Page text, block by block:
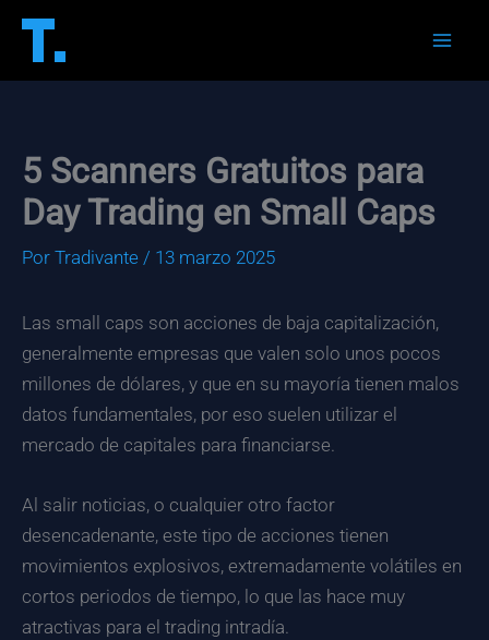
contenido
5 Scanners Gratuitos para
Day Trading en Small Caps
Por Tradivante / 13 marzo 2025
Las small caps son acciones de baja capitalización,
generalmente empresas que valen solo unos pocos
millones de dólares, y que en su mayoría tienen malos
datos fundamentales, por eso suelen utilizar el
mercado de capitales para financiarse.
Al salir noticias, o cualquier otro factor
desencadenante, este tipo de acciones tienen
movimientos explosivos, extremadamente volátiles en
cortos periodos de tiempo, lo que las hace muy
atractivas para el trading intradía.